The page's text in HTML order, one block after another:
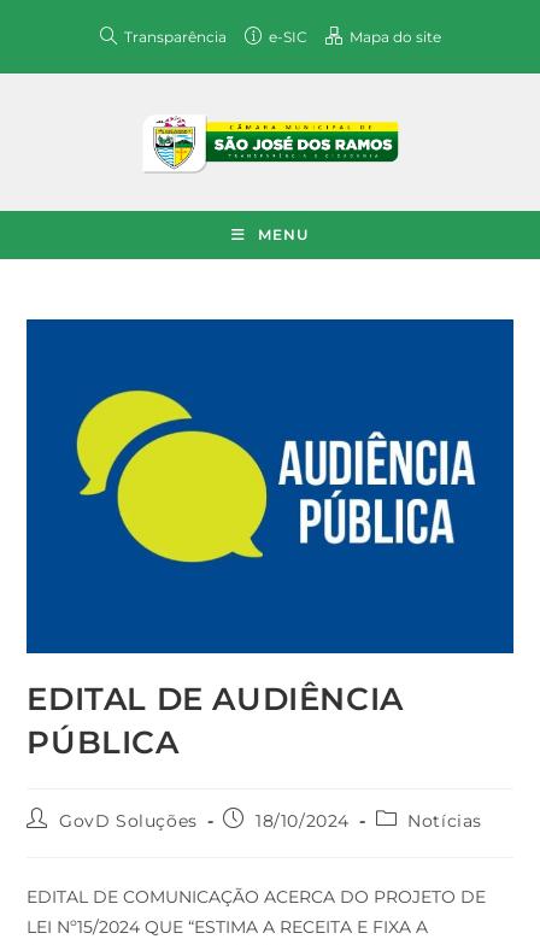
Transparência e-SIC Mapa do site
MENU
EDITAL DE AUDIÊNCIA
PÚBLICA
GovD Soluções 18/10/2024 Notícias
EDITAL DE COMUNICAÇÃO ACERCA DO PROJETO DE
LEI Nº15/2024 QUE “ESTIMA A RECEITA E FIXA A